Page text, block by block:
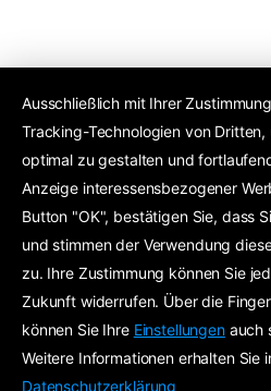
Ausschließlich mit Ihrer
Tracking-Technologien von Dritten,
optimal zu gestalten und
Anzeige interessensbezogener
Button "OK", bestätigen Sie, dass
und stimmen der Verwendung
zu. Ihre Zustimmung können Sie
Zukunft widerrufen. Über die
können Sie Ihre Einstellungenauch
Weitere Informationen erhalten Sie
Datenschutzerklärung